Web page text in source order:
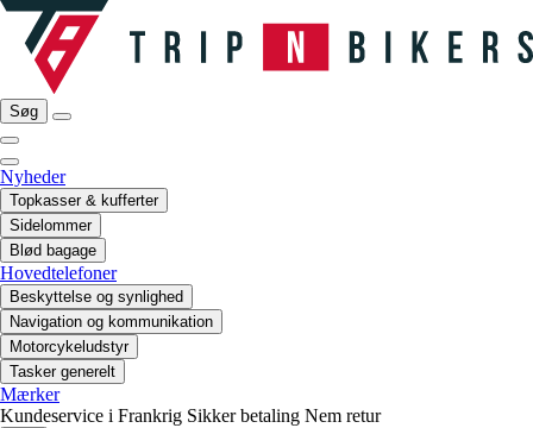
Søg
Nyheder
Topkasser & kufferter
Sidelommer
Blød bagage
Hovedtelefoner
Beskyttelse og synlighed
Navigation og kommunikation
Motorcykeludstyr
Tasker generelt
Mærker
Kundeservice i Frankrig Sikker betaling Nem retur